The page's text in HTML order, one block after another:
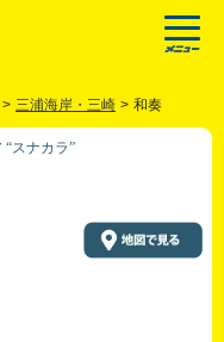
> 三浦海岸・三崎 > 和奏
“スナカラ”